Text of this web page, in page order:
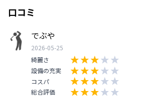
口コミ
でぶや
2026-05-25
綺麗さ
設備の充実
コスパ
総合評価